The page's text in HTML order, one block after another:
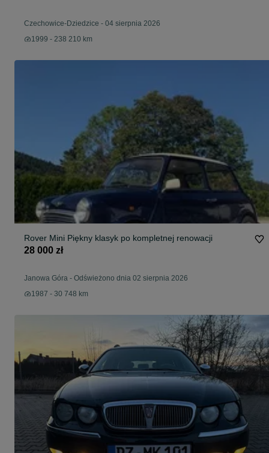
Czechowice-Dziedzice - 04 sierpnia 2026
1999 - 238 210 km
Rover Mini Piękny klasyk po kompletnej renowacji
28 000 zł
Janowa Góra - Odświeżono dnia 02 sierpnia 2026
1987 - 30 748 km